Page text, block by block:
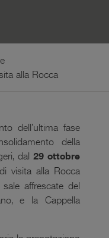
alla Rocca
dell’ultima fase
della
dal 29 ottobre
visita alla Rocca
affrescate del
e la Cappella